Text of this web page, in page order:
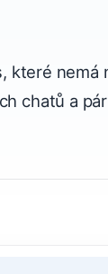
které nemá
chatů a